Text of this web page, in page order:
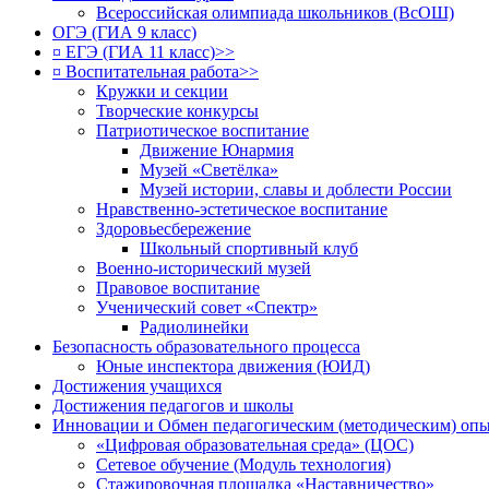
Всероссийская олимпиада школьников (ВсОШ)
ОГЭ (ГИА 9 класс)
¤ ЕГЭ (ГИА 11 класс)>>
¤ Воспитательная работа>>
Кружки и секции
Творческие конкурсы
Патриотическое воспитание
Движение Юнармия
Музей «Светёлка»
Музей истории, славы и доблести России
Нравственно-эстетическое воспитание
Здоровьесбережение
Школьный спортивный клуб
Военно-исторический музей
Правовое воспитание
Ученический совет «Спектр»
Радиолинейки
Безопасность образовательного процесса
Юные инспектора движения (ЮИД)
Достижения учащихся
Достижения педагогов и школы
Инновации и Обмен педагогическим (методическим)
«Цифровая образовательная среда» (ЦОС)
Сетевое обучение (Модуль технология)
Стажировочная площадка «Наставничество»